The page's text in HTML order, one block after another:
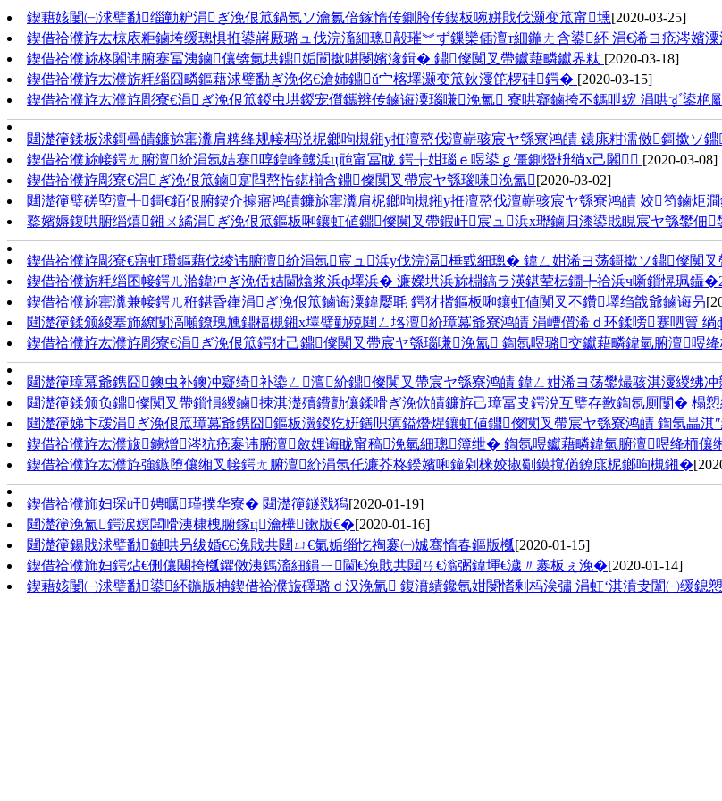
鍥藉姟闄㈠浗璧勫缁勭粐涓ぎ浼佷笟鍋氬ソ瀹氱偣鎵惰传鍘胯传鍥板啘姘戝伐灏变笟甯壎[2020-03-25]
鍥借祫濮斿厷椋庡粔鏀垮缓璁惧拰鍙嶈厫璐ュ伐浣滀細璁毃璀︾ず鏁欒偛澶т細鍦ㄤ含鍙紑 涓€浠ヨ疮涔嬪潥
鍥借祫濮旀柊闂讳腑蹇冨洟鏀儴锛氭垬鐤姤閬撳啿閿嬪湪鍓� 鐤儏闃叉帶钀藉疄钀界粏 [2020-03-18]
鍥借祫濮斿厷濮旂粍缁囧疄鏂藉浗璧勫ぎ浼佲€滄姉鐤ǔ宀楁墿灏变笟鈥濅笓椤硅鍔� [2020-03-15]
鍥借祫濮斿厷濮斿彫寮€涓ぎ浼佷笟鍐虫垬鍐宠儨鑴辫传鏀诲潥瑙嗛浼氳 寮哄寲鏀挎不鎷呭綋 涓哄ず鍙栬
閮濋箯鍒板浗鎶曡皟鐮旀寚瀵肩粺绛规帹杩涚柅鎯呴槻鎺у拰澶嶅伐澶嶄骇宸ヤ綔寮鸿皟 鎱庣粓濡傚鎶撳ソ
鍥借祫濮旀帹鍔ㄤ腑澶紒涓氬姞蹇啍鍠峰竷浜ц兘甯冨眬 鍔╁姏瑙ｅ喅鍙ｇ僵鍘熸枡绱х己闂 [2020-03-08]
鍥借祫濮斿彫寮€涓ぎ浼佷笟鏀寔閰嶅悎鍖椾含鐤儏闃叉帶宸ヤ綔瑙嗛浼氳[2020-03-02]
閮濋箯璧磋埅澶╃鎶€銆佷腑鍥介搧寤鸿皟鐮旀寚瀵肩柅鎯呴槻鎺у拰澶嶅伐澶嶄骇宸ヤ綔寮鸿皟 姣笉鏀炬澗
鐜嬪媷鍑哄腑缁熺鎺ㄨ繘涓ぎ浼佷笟鏂板啝鑲虹値鐤儏闃叉帶鍜屽宸ュ浜х瓑鏀归潻鍙戝睍宸ヤ綔鐢佃
鍥借祫濮斿彫寮€寤虹瓚鏂藉伐绫讳腑澶紒涓氬宸ュ浜у伐浣滆棰戜細璁� 鍏ㄥ姏浠ヨ荡鎶撳ソ鐤儏闃叉
鍥借祫濮旂粍缁囨帹鍔ㄦ湁鍏冲ぎ浼佸姞閫熻浆浜ф墿浜� 濂嬫垬浜旀棩鎬ラ渶鍖荤枟鐗╄祫浜ч噺鎻愰珮鑷
鍥借祫濮旀寚瀵兼帹鍔ㄦ秹鍖昏嵂涓ぎ浼佷笟鏀诲潥鍏嬮毦 鍔犲揩鏂板啝鑲虹値闃叉不鑽墿绉戠爺鏀诲叧
閮濋箯鍒颁緵搴斾繚闅滈噸鐐瑰尰鐤楅槻鎺х墿璧勭殑閮ㄥ垎澶紒璋冪爺寮鸿皟 涓嶆儨浠ｄ环鍒嗙蹇呬簤
鍥借祫濮斿厷濮斿彫寮€涓ぎ浼佷笟鍔犲己鐤儏闃叉帶宸ヤ綔瑙嗛浼氳 鍧氬喅璐交钀藉疄鍏氫腑澶喅绛
閮濋箯璋冪爺鎸囧鐭虫补鐭冲寲绮补鍌ㄥ澶紒鐤儏闃叉帶宸ヤ綔寮鸿皟 鍏ㄥ姏浠ヨ荡鐢熶骇淇濅緵绋冲
閮濋箯鍒颁负鐤儏闃叉帶鎻愪緵鏀拺淇濋殰鐨勯儴鍒嗗ぎ浼佽皟鐮斿己璋冨叏鍔涗互璧存敾鍧氬厠闅� 榻
閮濋箯娣卞叆涓ぎ浼佷笟璋冪爺鎸囧鏂板瀷鍐犵姸鐥呮瘨鎰熸煋鑲虹値鐤儏闃叉帶宸ヤ綔寮鸿皟 鍧氬畾淇
鍥借祫濮斿厷濮旇鐪熷涔犺疮褰讳腑澶斂娌诲眬甯稿浼氫細璁簿绁� 鍧氬喅钀藉疄鍏氫腑澶喅绛栭儴
鍥借祫濮斿厷濮斿強鏃堕儴缃叉帹鍔ㄤ腑澶紒涓氬仛濂芥柊鍨嬪啝鐘剁梾姣掓劅鏌撹偤鐐庣柅鎯呴槻鎺�
鍥借祫濮斾妇琛屽娉曞瑾撲华寮� 閮濋箯鐩戣獡[2020-01-19]
閮濋箯浼氳鍔涙嫇闆嗗洟棣栧腑鎵ц瀹樺鏉版€�[2020-01-16]
閮濋箯鍚戝浗璧勫鏈哄叧绂婚€€浼戝共閮ㄩ€氭姤缁忔祹褰㈠娍骞惰春鏂版槬[2020-01-15]
鍥借祫濮斾妇鍔炶€侀儴闀挎槬鑺傚洟鎷滀細鏆ㄧ閫€浼戝共閮ㄢ€滃弻鍏堚€濊〃褰板ぇ浼�[2020-01-14]
鍥藉姟闄㈠浗璧勫鍙紑鍦版柟鍥借祫濮旇礋璐ｄ汉浼氳 鍑濆績鑱氬姏閿愭剰杩涘彇 涓虹‘淇濆叏闈㈠缓鎴